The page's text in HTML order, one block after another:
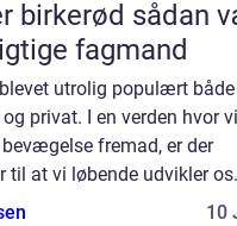
sådan vælger
fagmand
utrolig populært
privat. I en verden hvor vi
fremad, er der
til at vi løbende udvikler
stiller h&osl...
10